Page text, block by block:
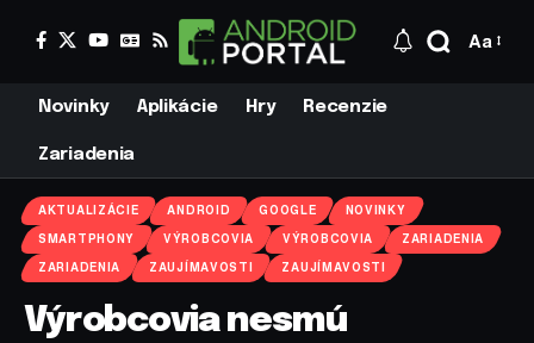
Aa
Novinky Aplikácie Hry Recenzie
Zariadenia
AKTUALIZÁCIE ANDROID GOOGLE NOVINKY
SMARTPHONY VÝROBCOVIA VÝROBCOVIA ZARIADENIA
ZARIADENIA ZAUJÍMAVOSTI ZAUJÍMAVOSTI
Výrobcovia nesmú